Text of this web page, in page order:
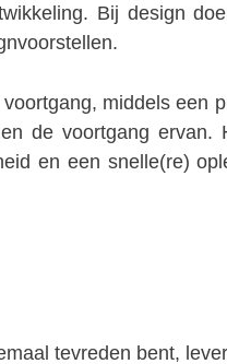
Bij design
middels een
de voortgang ervan.
en een snelle(re)
tevreden bent,